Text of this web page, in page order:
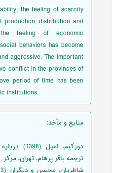
the feeling of scarcity
production, distribution and
the feeling of economic
behaviors has become
aggressive. The important
conflict in the provinces of
period of time has been
institutions.
منابع و مأخذ:
دورکیم، امیل
ترجمه باقر پرهام، تهران، مرکز.